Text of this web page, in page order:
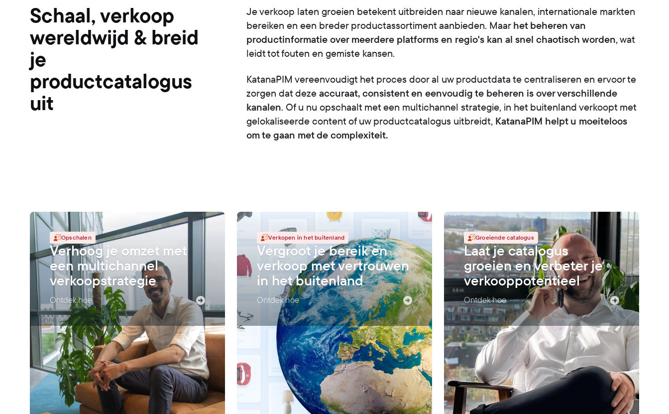
Schaal, verkoop
wereldwijd & breid
je
productcatalogus
uit
Je verkoop laten groeien betekent uitbreiden naar nieuwe kanalen, internationale markten
bereiken en een breder productassortiment aanbieden. Maarhet beheren van
productinformatie over meerdere platforms en regio's kan al snel chaotisch worden, wat
leidt tot fouten en gemiste kansen.
KatanaPIM vereenvoudigt het proces door al uw productdata te centraliseren en ervoor te
zorgen dat dezeaccuraat, consistent en eenvoudig te beheren is over verschillende
kanalen. Of u nu opschaalt met een multichannel strategie, in het buitenland verkoopt met
gelokaliseerde content of uw productcatalogus uitbreidt, KatanaPIM helpt u moeiteloos
om te gaan met de complexiteit.
Opschalen
Verhoog je omzet met
een multichannel
verkoopstrategie
Ontdek hoe
Verkopen in het buitenland
Vergroot je bereik en
verkoop met vertrouwen
in het buitenland
Ontdek hoe
Groeiende catalogus
Laat je catalogus
groeien en verbeter je
verkooppotentieel
Ontdek hoe